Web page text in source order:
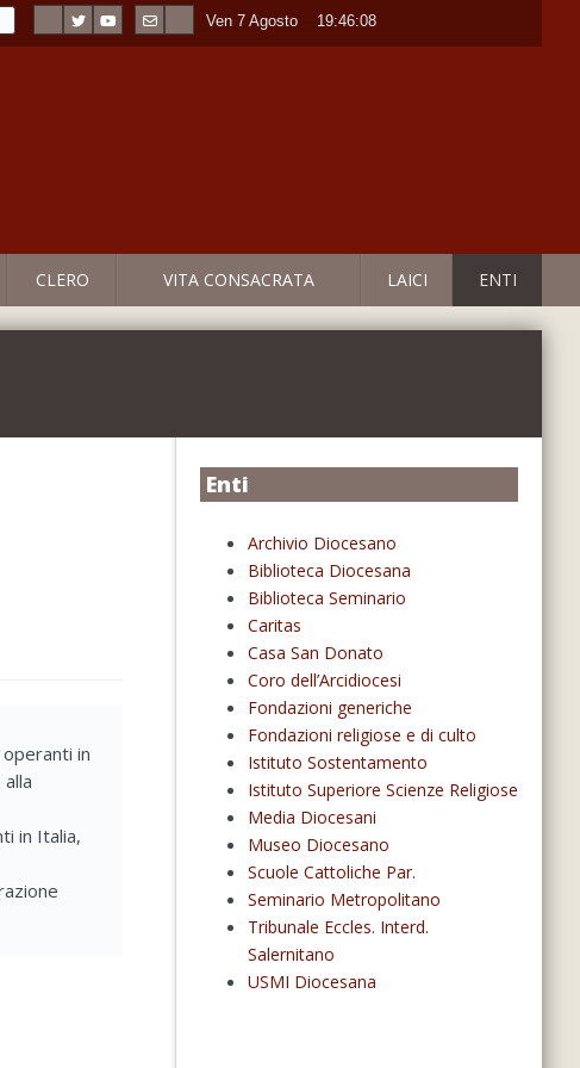
Ven 7 Agosto 19:46:08
CLERO VITA CONSACRATA LAICI ENTI
in
in Italia,
Enti
Archivio Diocesano
Biblioteca Diocesana
Biblioteca Seminario
Caritas
Casa San Donato
Coro dell’Arcidiocesi
Fondazioni generiche
Fondazioni religiose e di culto
Istituto Sostentamento
Istituto Superiore Scienze Religiose
Media Diocesani
Museo Diocesano
Scuole Cattoliche Par.
Seminario Metropolitano
Tribunale Eccles. Interd.
Salernitano
USMI Diocesana